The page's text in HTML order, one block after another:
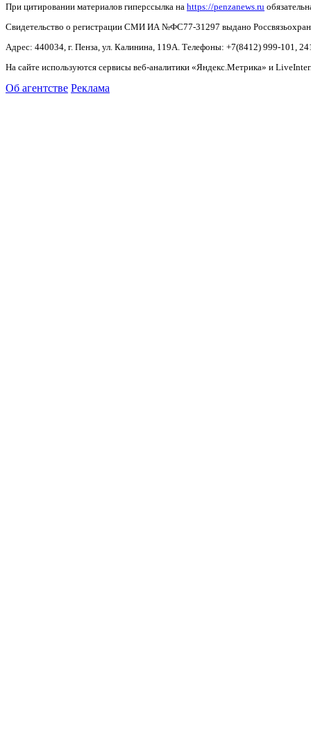
При цитировании материалов гиперссылка на https://penzanews.ru
Свидетельство о регистрации СМИ ИА №ФС77-31297 выдано
Адрес: 440034, г. Пенза, ул. Калинина, 119А. Телефоны: +7(8412) 999-101,
На сайте используются сервисы веб-аналитики «Яндекс.Метрика» и
Об агентстве Реклама